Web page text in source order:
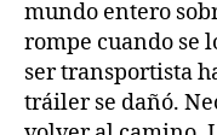
mundo entero
rompe cuando se
ser transportista
tráiler se dañó.